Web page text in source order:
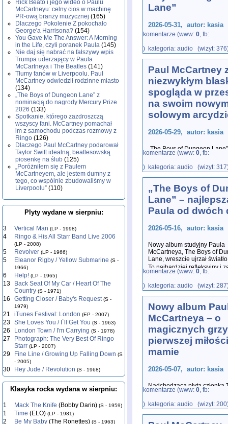
Rick Beato i jego wideo o Paulu
McCartneyu: celny cios w machinę
PR-ową branży muzycznej (165)
Dlaczego Pokolenie Z pokochało
George'a Harrisona? (154)
You Gave Me The Answer: A Morning
in the Life, czyli poranek Paula (145)
Nie daj się nabrać na fałszywy wpis
Trumpa uderzający w Paula
McCartneya i The Beatles (141)
Tłumy fanów w Liverpoolu. Paul
McCartney odwiedził rodzinne miasto
(134)
„The Boys of Dungeon Lane” z
nominacją do nagrody Mercury Prize
2026 (133)
Spotkanie, którego zazdroszczą
wszyscy fani. McCartney pomachał
im z samochodu podczas rozmowy z
Ringo (126)
Dlaczego Paul McCartney podarował
Taylor Swift idealną, beatlesowską
piosenkę na ślub (125)
„Poróżniłem się z Paulem
McCartneyem, ale jestem dumny z
tego, co wspólnie zbudowaliśmy w
Liverpoolu” (110)
Plyty wydane w sierpniu:
3 Vertical Man (LP - 1998)
4 Ringo & His All Starr Band Live 2006
(LP - 2008)
5 Revolver (LP - 1966)
5 Eleanor Rigby / Yellow Submarine (S -
1966)
6 Help! (LP - 1965)
13
Back Seat Of My Car / Heart Of The
Country (S - 1971)
16 Getting Closer / Baby's Request (S -
1979)
21 iTunes Festival: London (EP - 2007)
23 She Loves You / I`ll Get You (S - 1963)
26 London Town / I'm Carrying (S - 1978)
27
Photograph: The Very Best Of Ringo
Starr (LP - 2007)
29 Fine Line / Growing Up Falling Down (S
- 2005)
30 Hey Jude / Revolution (S - 1968)
Klasyka rocka wydana w sierpniu:
1 Mack The Knife (Bobby Darin) (S - 1959)
1 Time (ELO) (LP - 1981)
2 Be My Baby (The Ronettes) (S - 1963)
Lane”
2026-05-31, autor: kasia
zaprzecza, prezentując
mocniejsze,...
komentarze (www: 0, fb:
) kategoria: audio (wizyt:
Paul McCartney
niezwykłym
spogląda w
na swoim
solowym
2026-05-29, autor: kasia
„The Boys of Dungeon
udowadnia, że ten wybitny
komentarze (www: 0, fb:
) kategoria: audio (wizyt:
„The Boys of
Lane” –
Paula od dwóch
2026-05-16, autor: kasia
Nowy album studyjny Paula
McCartneya, The Boys of
Lane, wreszcie ujrzał
To najbardziej refleksyjny i
komentarze (www: 0, fb:
) kategoria: audio (wizyt:
Nowy album
McCartneya – o
magicznych
pierwszej
mamie
2026-05-07, autor: kasia
Nadchodząca płyta
Lane, przynosi jego
komentarze (www: 0, fb:
) kategoria: audio (wizyt: